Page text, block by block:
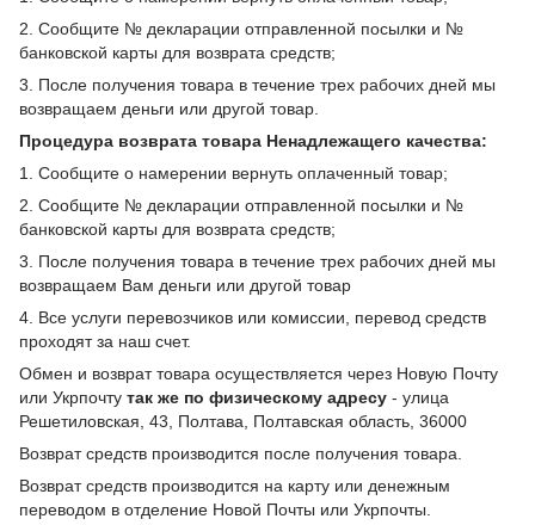
2. Сообщите № декларации отправленной посылки и №
банковской карты для возврата средств;
3. После получения товара в течение трех рабочих дней мы
возвращаем деньги или другой товар.
Процедура возврата товара Ненадлежащего качества:
1. Сообщите о намерении вернуть оплаченный товар;
2. Сообщите № декларации отправленной посылки и №
банковской карты для возврата средств;
3. После получения товара в течение трех рабочих дней мы
возвращаем Вам деньги или другой товар
4. Все услуги перевозчиков или комиссии, перевод средств
проходят за наш счет.
Обмен и возврат товара осуществляется через Новую Почту
или Укрпочту так же по физическому адресу - улица
Решетиловская, 43, Полтава, Полтавская область, 36000
Возврат средств производится после получения товара.
Возврат средств производится на карту или денежным
переводом в отделение Новой Почты или Укрпочты.